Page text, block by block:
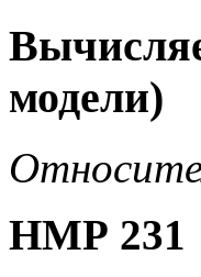
модели)
НМР 231